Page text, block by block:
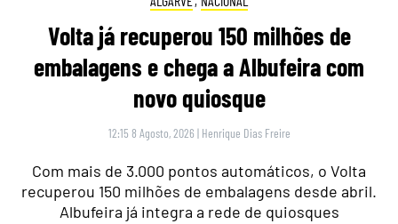
Volta já recuperou 150 milhões de
embalagens e chega a Albufeira com
novo quiosque
12:15 8 Agosto, 2026 | Henrique Dias Freire
Com mais de 3.000 pontos automáticos, o Volta
recuperou 150 milhões de embalagens desde abril.
Albufeira já integra a rede de quiosques